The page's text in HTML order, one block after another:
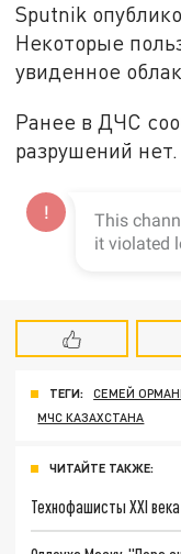
Sputnik
Некоторые
увиденное
Ранее в ДЧС
разрушений нет.
ТЕГИ: СЕМЕЙ
МЧС КАЗАХСТАНА
ЧИТАЙТЕ ТАКЖЕ:
Технофашисты XXI века